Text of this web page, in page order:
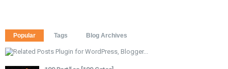
Popular Tags Blog Archives